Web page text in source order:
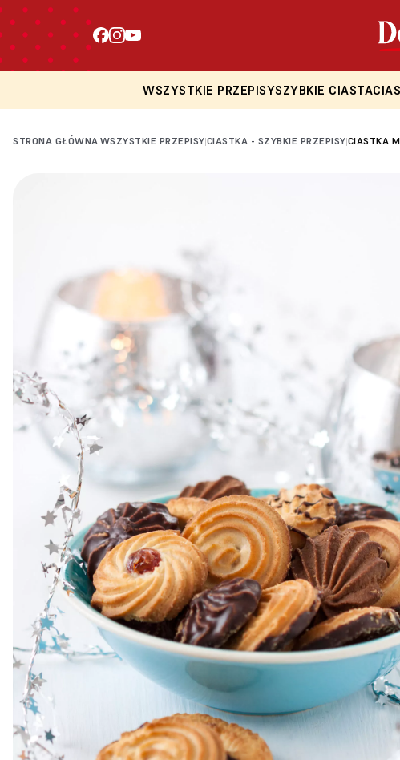
WSZYSTKIE PRZEPISYSZYBKIE CIASTA
STRONA GŁÓWNA|WSZYSTKIE PRZEPISY|CIASTKA - SZYBKIE PRZEPISY|CIASTKA